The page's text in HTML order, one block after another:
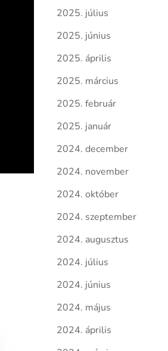
2025. július
2025. június
2025. április
2025. március
2025. február
2025. január
2024. december
2024. november
2024. október
2024. szeptember
2024. augusztus
2024. július
2024. június
2024. május
2024. április